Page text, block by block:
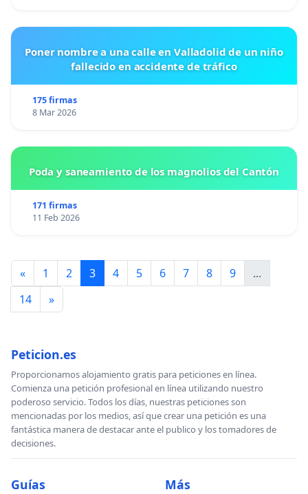
Poner nombre a una calle en Valladolid de un niño
fallecido en accidente de tráfico
175 firmas
8 Mar 2026
Poda y saneamiento de los magnolios del Cantón
171 firmas
11 Feb 2026
« 1 2 3 4 5 6 7 8 9
...
14
»
Peticion.es
Proporcionamos alojamiento gratis para peticiones en línea.
Comienza una petición profesional en línea utilizando nuestro
poderoso servicio. Todos los días, nuestras peticiones son
mencionadas por los medios, así que crear una petición es una
fantástica manera de destacar ante el publico y los tomadores de
decisiones.
Guías Más